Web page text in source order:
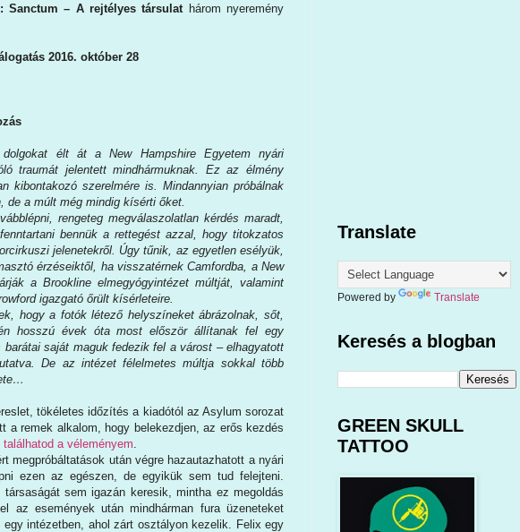
Sanctum ​– A rejtélyes társulat
három nyeremény
2016. október 28
élt át a New Hampshire Egyetem nyári
traumát jelentett mindhármuknak. Ez az élmény
kibontakozó szerelmére is. Mindannyian próbálnak
de a múlt még mindig kísérti őket.
rengeteg megválaszolatlan kérdés maradt,
bennük a rettegést azzal, hogy titokzatos
jelenetekről. Úgy tűnik, az egyetlen esélyük,
érzéseiktől, ha visszatérnek Camfordba, a New
a Brookline elmegyógyintézet múltját, valamint
igazgató őrült kísérleteire.
hogy a fotók létező helyszíneket ábrázolnak, sőt,
hosszú évek óta most először állítanak fel egy
saját maguk fedezik fel a várost – elhagyatott
De az intézet félelmetes múltja sokkal több
tökéletes időzítés a kiadótól az Asylum sorozat
a remek alkalom, hogy belekezdjen, az erős kezdés
a véleményem
megpróbáltatások után végre hazautazhatott a nyári
ezen az egészen, de egyikük sem tud felejteni.
sem igazán keresik, mintha ez megoldás
az események után mindhárman fura üzeneteket
intézetben, ahol zárt osztályon kezelik. Felix egy
Translate
Powered by Translate
Keresés a blogban
GREEN SKULL
TATTOO